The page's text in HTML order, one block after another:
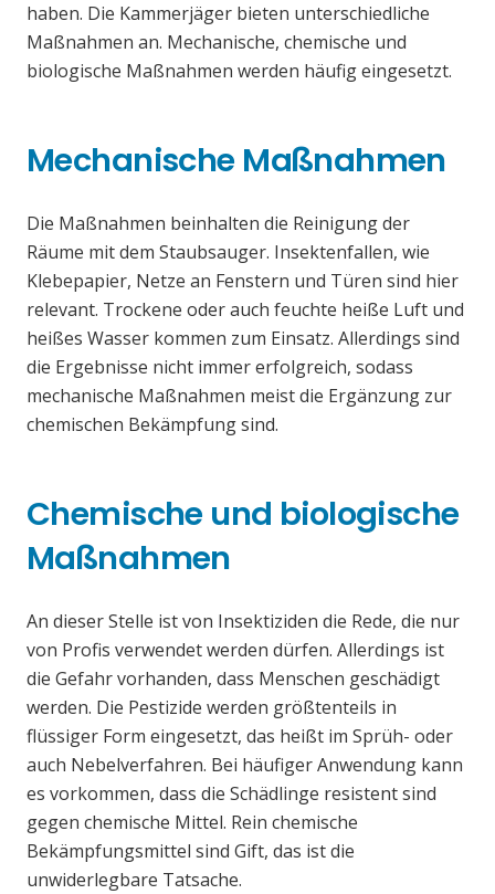
haben. Die Kammerjäger bieten unterschiedliche
Maßnahmen an. Mechanische, chemische und
biologische Maßnahmen werden häufig eingesetzt.
Mechanische Maßnahmen
Die Maßnahmen beinhalten die Reinigung der
Räume mit dem Staubsauger. Insektenfallen, wie
Klebepapier, Netze an Fenstern und Türen sind hier
relevant. Trockene oder auch feuchte heiße Luft und
heißes Wasser kommen zum Einsatz. Allerdings sind
die Ergebnisse nicht immer erfolgreich, sodass
mechanische Maßnahmen meist die Ergänzung zur
chemischen Bekämpfung sind.
Chemische und biologische
Maßnahmen
An dieser Stelle ist von Insektiziden die Rede, die nur
von Profis verwendet werden dürfen. Allerdings ist
die Gefahr vorhanden, dass Menschen geschädigt
werden. Die Pestizide werden größtenteils in
flüssiger Form eingesetzt, das heißt im Sprüh- oder
auch Nebelverfahren. Bei häufiger Anwendung kann
es vorkommen, dass die Schädlinge resistent sind
gegen chemische Mittel. Rein chemische
Bekämpfungsmittel sind Gift, das ist die
unwiderlegbare Tatsache.